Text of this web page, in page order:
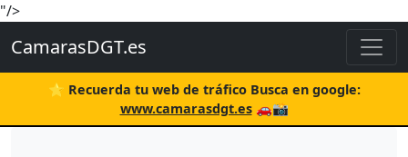
"/>
CamarasDGT.es
⭐ Recuerda tu web de tráfico Busca en google:
www.camarasdgt.es🚗📸